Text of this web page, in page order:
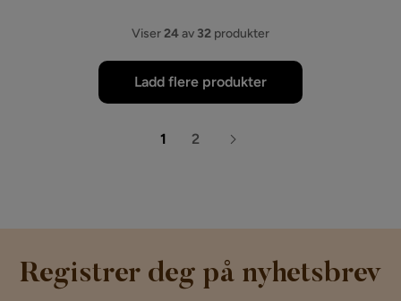
Viser24av 32 produkter
Ladd flere produkter
1 2
Registrer deg på nyhetsbrev